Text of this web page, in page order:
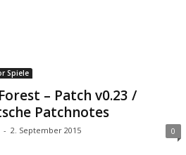
Spiele
– Patch v0.23 /
Patchnotes
- 2. September 2015 0